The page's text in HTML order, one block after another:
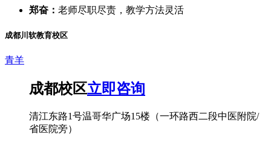
郑奋： 老师尽职尽责，教学方法灵活
成都川软教育校区
青羊
成都校区立即咨询
清江东路1号温哥华广场15楼（一环路西二段中医附院/
省医院旁）